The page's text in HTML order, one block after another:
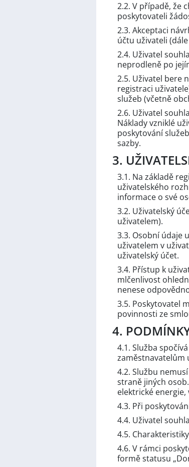
2.2. V případě, že
poskytovateli
2.3. Akceptaci
účtu uživateli
2.4. Uživatel
neprodleně po
2.5. Uživatel bere
registraci
služeb (včetně
2.6. Uživatel
Náklady vzniklé
poskytování
sazby.
3.
3.1. Na základě
uživatelského
informace o své
3.2. Uživatelský
uživatelem).
3.3. Osobní údaje
uživatelem v
uživatelský účet.
3.4. Přístup k
mlčenlivost
nenese
3.5. Poskytovatel
povinnosti ze
4.
4.1. Služba
zaměstnavatelům
4.2. Službu
straně jiných
elektrické
4.3. Při
4.4. Uživatel
4.5.
4.6. V rámci
formě statusu